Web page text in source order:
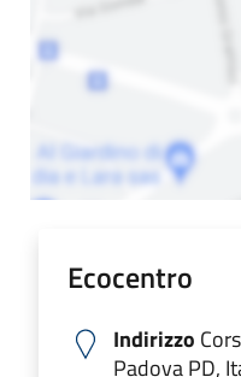
Ecocentro
Indirizzo
Padova PD,